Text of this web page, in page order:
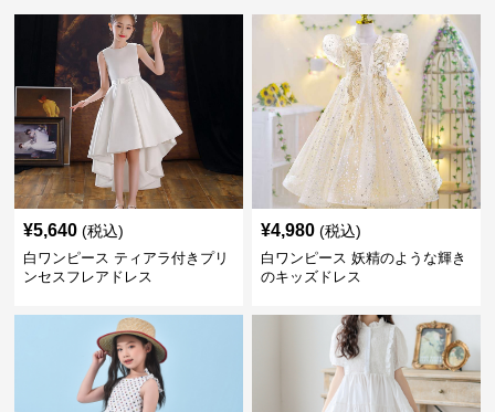
¥5,640 (税込)
白ワンピース ティアラ付きプリ
ンセスフレアドレス
¥4,980 (税込)
白ワンピース 妖精のような輝き
のキッズドレス